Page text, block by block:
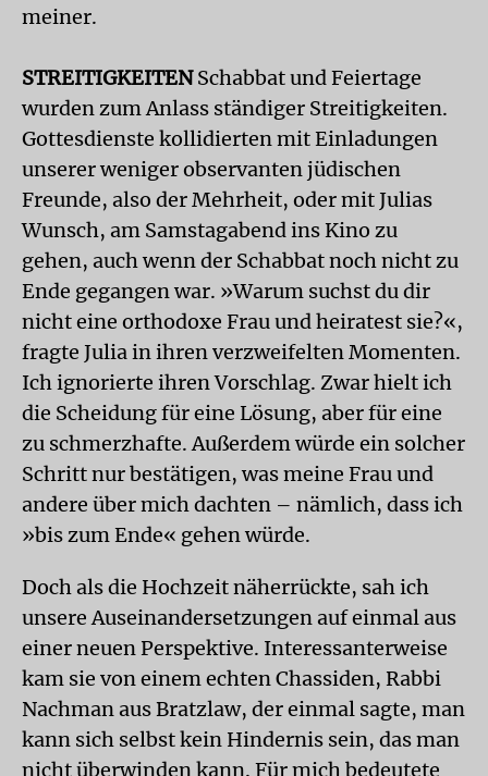
meiner.
STREITIGKEITENSchabbat und Feiertage
wurden zum Anlass ständiger Streitigkeiten.
Gottesdienste kollidierten mit Einladungen
unserer weniger observanten jüdischen
Freunde, also der Mehrheit, oder mit Julias
Wunsch, am Samstagabend ins Kino zu
gehen, auch wenn der Schabbat noch nicht zu
Ende gegangen war. »Warum suchst du dir
nicht eine orthodoxe Frau und heiratest sie?«,
fragte Julia in ihren verzweifelten Momenten.
Ich ignorierte ihren Vorschlag. Zwar hielt ich
die Scheidung für eine Lösung, aber für eine
zu schmerzhafte. Außerdem würde ein solcher
Schritt nur bestätigen, was meine Frau und
andere über mich dachten – nämlich, dass ich
»bis zum Ende« gehen würde.
Doch als die Hochzeit näherrückte, sah ich
unsere Auseinandersetzungen auf einmal aus
einer neuen Perspektive. Interessanterweise
kam sie von einem echten Chassiden, Rabbi
Nachman aus Bratzlaw, der einmal sagte, man
kann sich selbst kein Hindernis sein, das man
nicht überwinden kann. Für mich bedeutete